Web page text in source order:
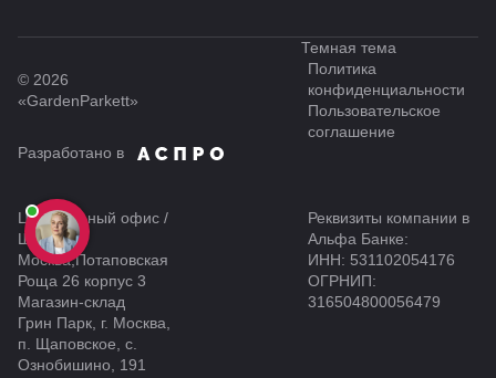
© 2026
«GardenParkett»
Темная тема
Политика
конфиденциальности
Пользовательское
соглашение
Разработано в
Центральный офис /
Шоу-рум
Москва,Потаповская
Роща 26 корпус 3
Магазин-склад
Грин Парк, г. Москва,
п. Щаповское, с.
Ознобишино, 191
Реквизиты компании в
Альфа Банке:
ИНН: 531102054176
ОГРНИП:
316504800056479